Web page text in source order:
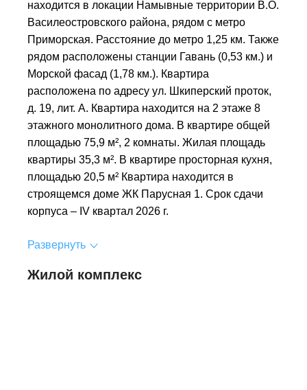
находится в локации Намывные территории В.О.
Василеостровского района, рядом с метро
Приморская. Расстояние до метро 1,25 км. Также
рядом расположены станции Гавань (0,53 км.) и
Морской фасад (1,78 км.). Квартира
расположена по адресу ул. Шкиперский проток,
д. 19, лит. А. Квартира находится на 2 этаже 8
этажного монолитного дома. В квартире общей
площадью 75,9 м², 2 комнаты. Жилая площадь
квартиры 35,3 м². В квартире просторная кухня,
площадью 20,5 м² Квартира находится в
строящемся доме ЖК Парусная 1. Срок сдачи
корпуса – IV квартал 2026 г.
Развернуть
Жилой комплекс